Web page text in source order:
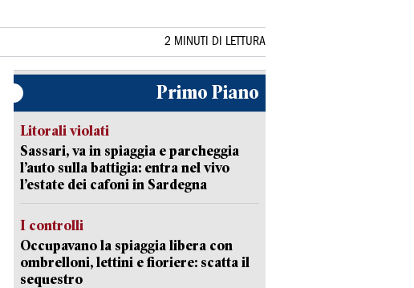
2 MINUTI DI LETTURA
Primo Piano
Litorali violati
Sassari, va in spiaggia e parcheggia
l’auto sulla battigia: entra nel vivo
l’estate dei cafoni in Sardegna
I controlli
Occupavano la spiaggia libera con
ombrelloni, lettini e fioriere: scatta il
sequestro